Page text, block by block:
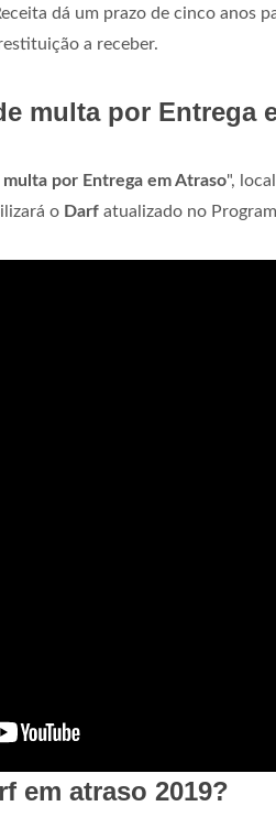
dá um prazo de cinco anos
a receber.
multa por Entrega
multa por Entrega em Atraso",
o Darf atualizado no
em atraso 2019?